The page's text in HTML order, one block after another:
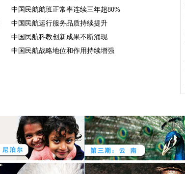
中国民航航班正常率连续三年超80%
中国民航运行服务品质持续提升
中国民航科教创新成果不断涌现
中国民航战略地位和作用持续增强